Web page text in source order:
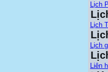
Lịch
Lịch
Lịch
Liên